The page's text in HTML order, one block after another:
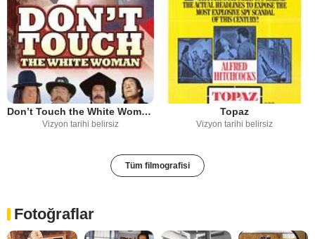
Don’t Touch the White Woman!
Vizyon tarihi belirsiz
Topaz
Vizyon tarihi belirsiz
Tüm filmografisi
Fotoğraflar